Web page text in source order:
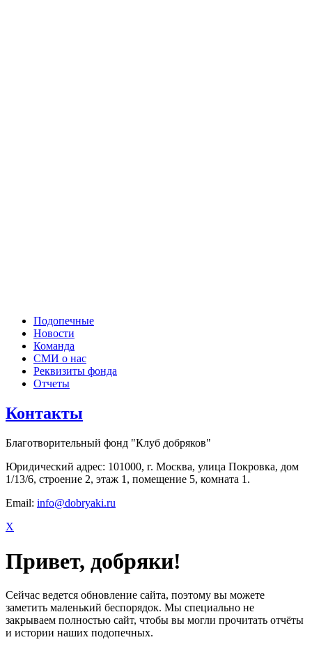
Подопечные
Новости
Команда
СМИ о нас
Реквизиты фонда
Отчеты
Контакты
Благотворительный фонд "Клуб добряков"
Юридический адрес: 101000, г. Москва, улица Покровка, дом
1/13/6, строение 2, этаж 1, помещение 5, комната 1.
Email: info@dobryaki.ru
X
Привет, добряки!
Сейчас ведется обновление сайта, поэтому вы можете
заметить маленький беспорядок. Мы специально не
закрываем полностью сайт, чтобы вы могли прочитать отчёты
и истории наших подопечных.